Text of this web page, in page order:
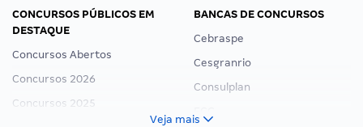
CONCURSOS PÚBLICOS EM
DESTAQUE
Concursos Abertos
Concursos 2026
Concursos 2025
BANCAS DE CONCURSOS
Cebraspe
Cesgranrio
Consulplan
Veja mais